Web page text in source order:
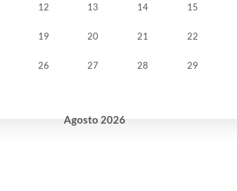
Agosto 2026
12 13 14 15
19 20 21 22
26 27 28 29